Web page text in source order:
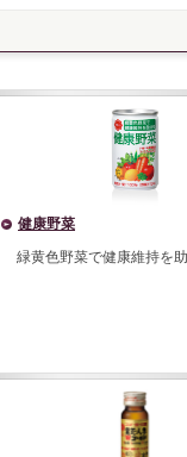
健康野菜
緑黄色野菜で健康維持を